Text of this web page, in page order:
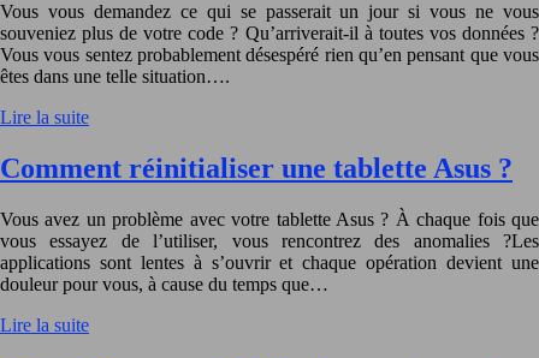
Vous vous demandez ce qui se passerait un jour si vous ne vous
souveniez plus de votre code ? Qu’arriverait-il à toutes vos données ?
Vous vous sentez probablement désespéré rien qu’en pensant que vous
êtes dans une telle situation….
Lire la suite
Comment réinitialiser une tablette Asus ?
Vous avez un problème avec votre tablette Asus ? À chaque fois que
vous essayez de l’utiliser, vous rencontrez des anomalies ?Les
applications sont lentes à s’ouvrir et chaque opération devient une
douleur pour vous, à cause du temps que…
Lire la suite